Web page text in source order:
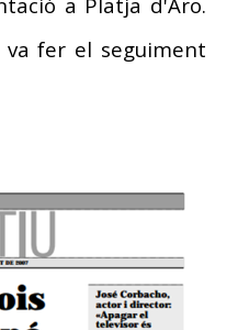
fer el seguiment